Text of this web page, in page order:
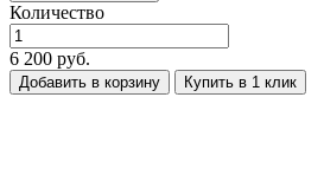
Количество
6 200 руб.
Добавить в корзину Купить в 1 клик